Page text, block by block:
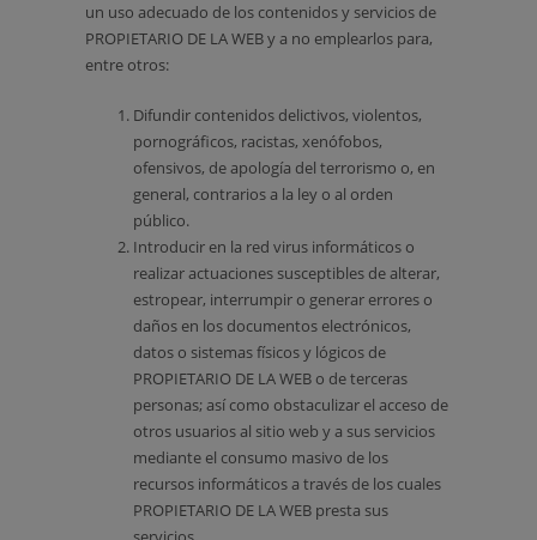
un uso adecuado de los contenidos y servicios de
PROPIETARIO DE LA WEB y a no emplearlos para,
entre otros:
Difundir contenidos delictivos, violentos,
pornográficos, racistas, xenófobos,
ofensivos, de apología del terrorismo o, en
general, contrarios a la ley o al orden
público.
Introducir en la red virus informáticos o
realizar actuaciones susceptibles de alterar,
estropear, interrumpir o generar errores o
daños en los documentos electrónicos,
datos o sistemas físicos y lógicos de
PROPIETARIO DE LA WEB o de terceras
personas; así como obstaculizar el acceso de
otros usuarios al sitio web y a sus servicios
mediante el consumo masivo de los
recursos informáticos a través de los cuales
PROPIETARIO DE LA WEB presta sus